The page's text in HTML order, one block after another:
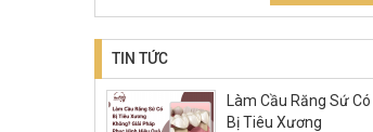
TIN TỨC
Làm Cầu Răng Sứ Có
Bị Tiêu Xương